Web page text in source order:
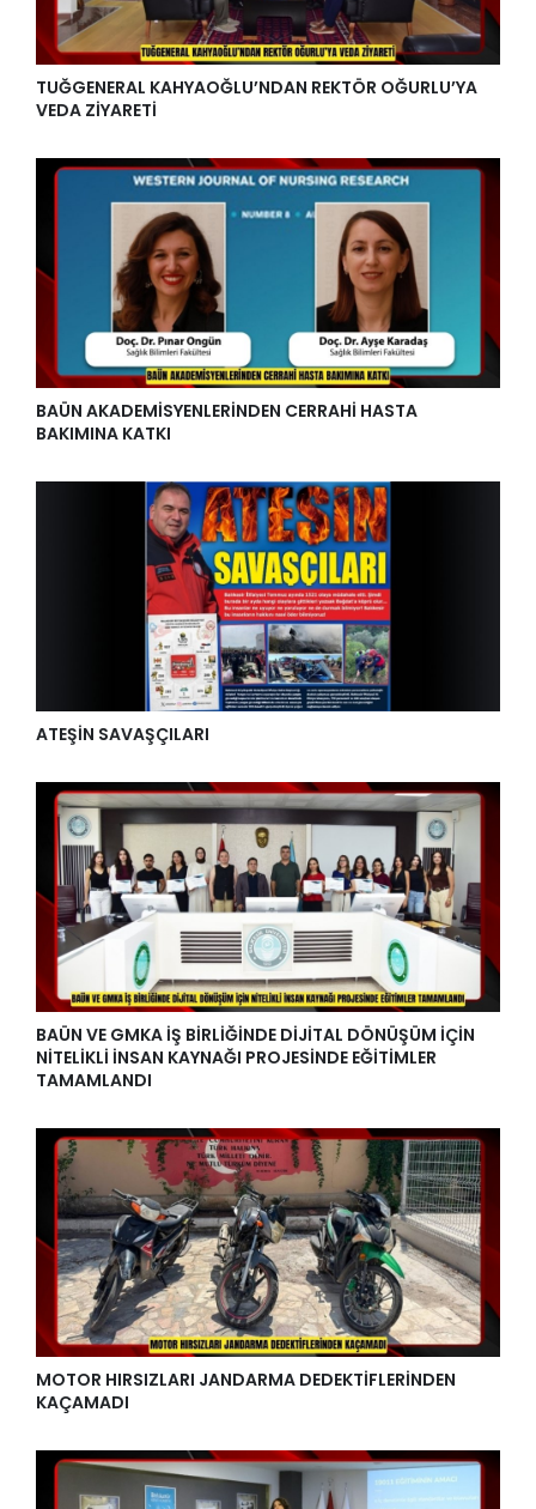
TUĞGENERAL KAHYAOĞLU’NDAN REKTÖR OĞURLU’YA
VEDA ZİYARETİ
BAÜN AKADEMİSYENLERİNDEN CERRAHİ HASTA
BAKIMINA KATKI
ATEŞİN SAVAŞÇILARI
BAÜN VE GMKA İŞ BİRLİĞİNDE DİJİTAL DÖNÜŞÜM İÇİN
NİTELİKLİ İNSAN KAYNAĞI PROJESİNDE EĞİTİMLER
TAMAMLANDI
MOTOR HIRSIZLARI JANDARMA DEDEKTİFLERİNDEN
KAÇAMADI